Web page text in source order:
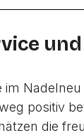
im
positiv
die